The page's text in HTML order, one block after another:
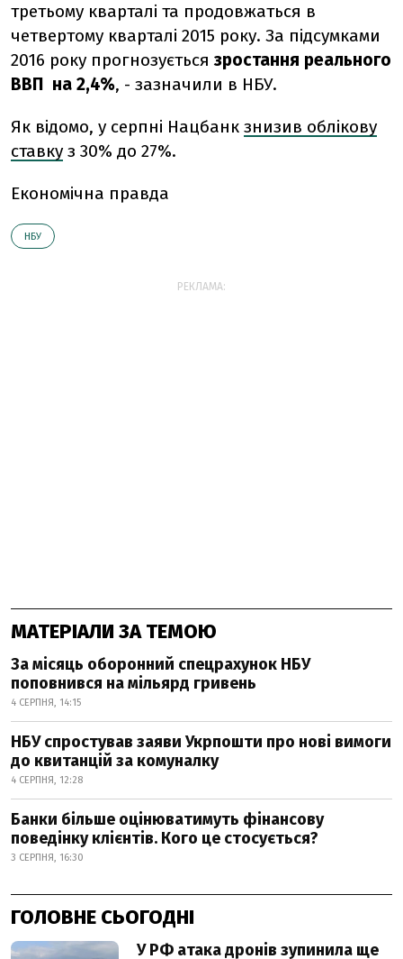
третьому кварталі та продовжаться в
четвертому кварталі 2015 року. За підсумками
2016 року прогнозується зростання реального
ВВП на 2,4%, - зазначили в НБУ.
Як відомо, у серпні Нацбанк знизив облікову
ставку з 30% до 27%.
Економічна правда
НБУ
РЕКЛАМА:
МАТЕРІАЛИ ЗА ТЕМОЮ
За місяць оборонний спецрахунок НБУ
поповнився на мільярд гривень
4 СЕРПНЯ, 14:15
НБУ спростував заяви Укрпошти про нові вимоги
до квитанцій за комуналку
4 СЕРПНЯ, 12:28
Банки більше оцінюватимуть фінансову
поведінку клієнтів. Кого це стосується?
3 СЕРПНЯ, 16:30
ГОЛОВНЕ СЬОГОДНІ
У РФ атака дронів зупинила ще